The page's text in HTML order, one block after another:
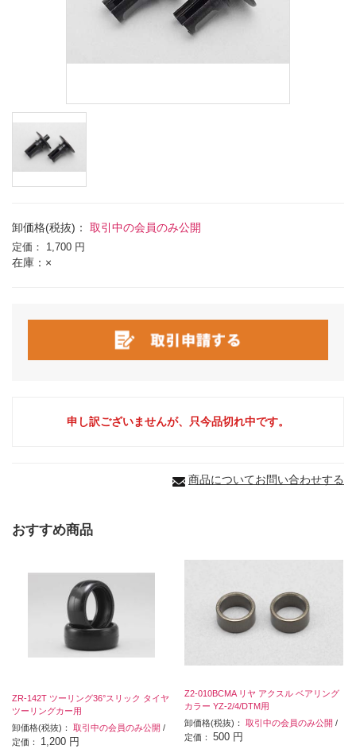
卸価格(税抜)： 取引中の会員のみ公開
定価： 1,700 円
在庫：×
申し訳ございませんが、只今品切れ中です。
商品についてお問い合わせする
おすすめ商品
ZR-142T ツーリング36°スリック タイヤ
ツーリングカー用
卸価格(税抜)： 取引中の会員のみ公開 /
定価： 1,200 円
Z2-010BCMA リヤ アクスル ベアリング
カラー YZ-2/4/DTM用
卸価格(税抜)：取引中の会員のみ公開 /
定価：500 円